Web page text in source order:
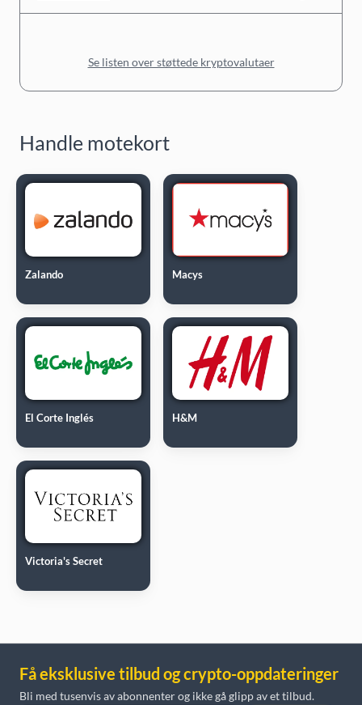
Se listen over støttede kryptovalutaer
Handle motekort
Zalando Macys
El Corte Inglés H&M
Victoria's Secret
Få eksklusive tilbud og crypto-oppdateringer
Bli med tusenvis av abonnenter og ikke gå glipp av et tilbud.